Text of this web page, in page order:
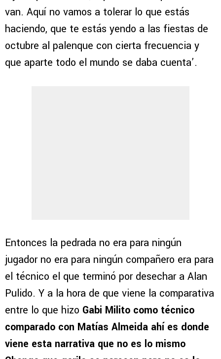
van. Aquí no vamos a tolerar lo que estás
haciendo, que te estás yendo a las fiestas de
octubre al palenque con cierta frecuencia y
que aparte todo el mundo se daba cuenta’.
Entonces la pedrada no era para ningún
jugador no era para ningún compañero era para
el técnico el que terminó por desechar a Alan
Pulido. Y a la hora de que viene la comparativa
entre lo que hizo Gabi Milito como técnico
comparado con Matías Almeida ahí es donde
viene esta narrativa que no es lo mismo